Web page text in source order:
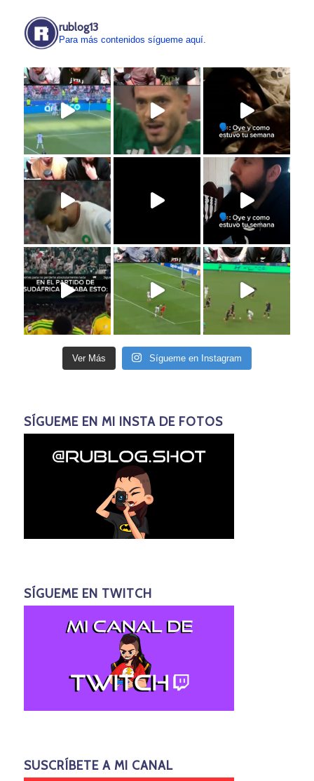
rublog13
Para más contenidos sígueme aquí.
Ver Más Sígueme en Instagram
SÍGUEME EN MI INSTA DE FOTOS
SÍGUEME EN TWITCH
SUSCRÍBETE A MI CANAL